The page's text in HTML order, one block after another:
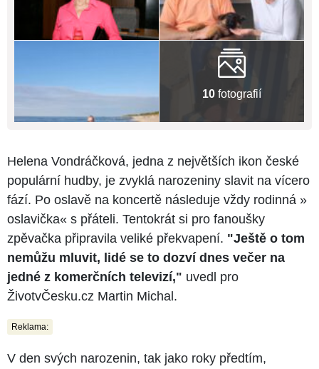
10 fotografií
Helena Vondráčková, jedna z největších ikon české
populární hudby, je zvyklá narozeniny slavit na vícero
fází. Po oslavě na koncertě následuje vždy rodinná »​
oslavička« s přáteli. Tentokrát si pro fanoušky
zpěvačka připravila veliké překvapení. "Ještě o tom
nemůžu mluvit, lidé se to dozví dnes večer na
jedné z komerčních televizí," uvedl pro
ŽivotvČesku.cz Martin Michal.
Reklama:
V den svých narozenin, tak jako roky předtím,